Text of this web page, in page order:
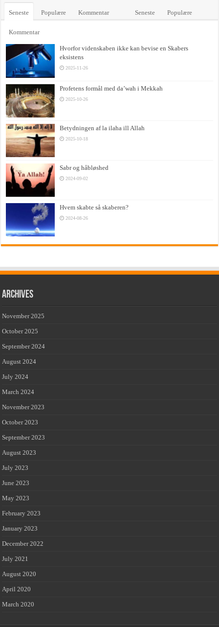
Seneste Populære Kommentar Seneste Populære
Kommentar
Hvorfor videnskaben ikke kan bevise en Skabers
eksistens
2025-11-26
Profetens formål med da’wah i Mekkah
2025-10-26
Betydningen af la ilaha ill Allah
2025-10-18
Sabr og håbløshed
2024-09-02
Hvem skabte så skaberen?
2024-08-26
Archives
November 2025
October 2025
September 2024
August 2024
July 2024
March 2024
November 2023
October 2023
September 2023
August 2023
July 2023
June 2023
May 2023
February 2023
January 2023
December 2022
July 2021
August 2020
April 2020
March 2020